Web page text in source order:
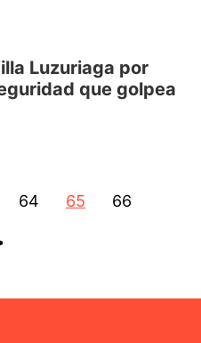
Luzuriaga por
que golpea
64 65 66